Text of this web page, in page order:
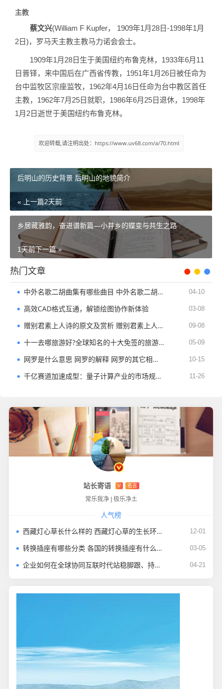
主教
蔡文兴(William F Kupfer， 1909年1月28日-1998年1月
2日)，罗马天主教主教马力诺会会士。
1909年1月28日生于美国纽约布鲁克林，1933年6月11
日晋铎，来中国后在广西省传教，1951年1月26日被任命为
台中监牧区宗座监牧，1962年4月16日任命为台中教区首任
主教，1962年7月25日就职，1986年6月25日退休，1998年
1月2日逝世于美国纽约布鲁克林。
欢迎转载,请注明出处：https://www.uv68.com/a/70.html
后明山的历史背景 后明山的地貌简介
« 上一篇2天前
乡居藏雅韵，奋进谱新篇—小井乡的蝶变与共生之路
下一篇 »
1天前
热门文章
中外名歌二胡曲集有哪些曲目 中外名歌二胡曲集简介 04-10
高效CAD格式互通，解锁绘图协作新体验 03-08
赠别君素上人诗的原文及赏析 赠别君素上人诗的注释 09-08
十一去哪旅游好?全球知名的十大免签的旅游胜地 05-09
网罗是什么意思 网罗的解释 网罗的其它相关信息 10-15
千亿赛道加速成型：量子计算产业的市场规模与增长逻辑 11-26
站长寄语 V 名言
常乐我净 极乐净土
人气榜
西藏灯心草长什么样的 西藏灯心草的生长环境及产地 12-01
转换插座有哪些分类 各国的转换插座有什么标准 03-05
企业如何在全球协同互联时代站稳脚跟、持续增长 04-21